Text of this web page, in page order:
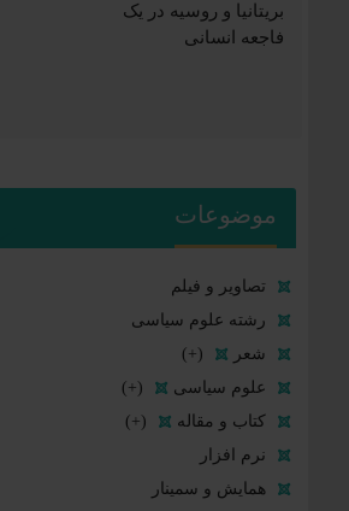
بریتانیا و روسیه در یک
فاجعه انسانی
موضوعات
تصاویر و فیلم
رشته علوم سیاسی
شعر
(+)
علوم سیاسی
(+)
کتاب و مقاله
(+)
نرم افزار
همایش و سمینار